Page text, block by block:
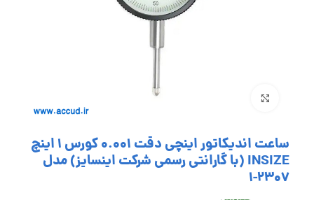
ساعت اندیکاتور اینچی دقت 0.001 کورس 1 اینچ
INSIZE (با گارانتی رسمی شرکت اینسایز) مدل
2307-1